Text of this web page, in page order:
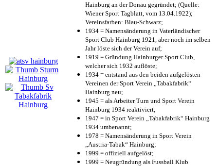
Hainburg an der Donau gegründet; (Quelle:
Wiener Sport Tagblatt, vom 13.04.1922);
Vereinsfarben: Blau-Schwarz;
1934 = Namensänderung in Vaterländischer
Sport Club Hainburg 1921, aber noch im selben
Jahr löste sich der Verein auf;
1919 = Gründung Hainburger Sport Club,
welcher sich 1932 auflöste;
1934 = entstand aus den beiden aufgelösten
Vereinen der Sport Verein „Tabakfabrik“
Hainburg neu;
1945 = als Arbeiter Turn und Sport Verein
Hainburg 1934 reaktiviert;
1947 = in Sport Verein „Tabakfabrik“ Hainburg
1934 umbenannt;
1978 = Namensänderung in Sport Verein
„Austria-Tabak“ Hainburg;
1999 = offiziell aufgelöst;
1999 = Neugründung als Fussball Klub